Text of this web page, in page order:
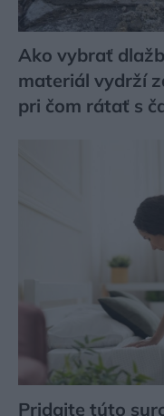
Ako vybrať
materiál vydrží
pri čom rátať s
Pridajte túto